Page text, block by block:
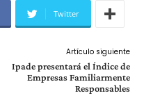
Twitter
Artículo siguiente
Ipade presentará el Índice de
Empresas Familiarmente
Responsables